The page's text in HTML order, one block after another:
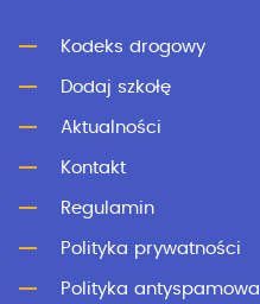
Kodeks drogowy
Dodaj szkołę
Aktualności
Kontakt
Regulamin
Polityka prywatności
Polityka antyspamowa